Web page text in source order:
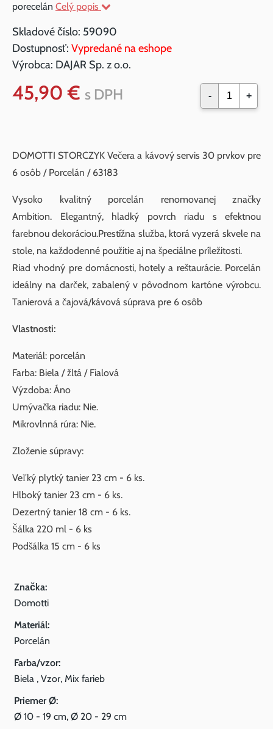
porecelán Celý popis
Skladové číslo: 59090
Dostupnosť: Vypredané na eshope
Výrobca: DAJAR Sp. z o.o.
45,90 € s DPH - +
DOMOTTI STORCZYK Večera a kávový servis 30 prvkov pre
6 osôb / Porcelán / 63183
Vysoko kvalitný porcelán renomovanej značky
Ambition. Elegantný, hladký povrch riadu s efektnou
farebnou dekoráciou.Prestížna služba, ktorá vyzerá skvele na
stole, na každodenné použitie aj na špeciálne príležitosti.
Riad vhodný pre domácnosti, hotely a reštaurácie. Porcelán
ideálny na darček, zabalený v pôvodnom kartóne výrobcu.
Tanierová a čajová/kávová súprava pre 6 osôb
Vlastnosti:
Materiál: porcelán
Farba: Biela / žltá / Fialová
Výzdoba: Áno
Umývačka riadu: Nie.
Mikrovlnná rúra: Nie.
Zloženie súpravy:
Veľký plytký tanier 23 cm - 6 ks.
Hlboký tanier 23 cm - 6 ks.
Dezertný tanier 18 cm - 6 ks.
Šálka ​​220 ml - 6 ks
Podšálka 15 cm - 6 ks
Značka:
Domotti
Materiál:
Porcelán
Farba/vzor:
Biela , Vzor, Mix farieb
Priemer Ø:
Ø 10 - 19 cm, Ø 20 - 29 cm